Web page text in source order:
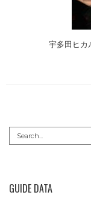
宇多田ヒカ
GUIDE DATA